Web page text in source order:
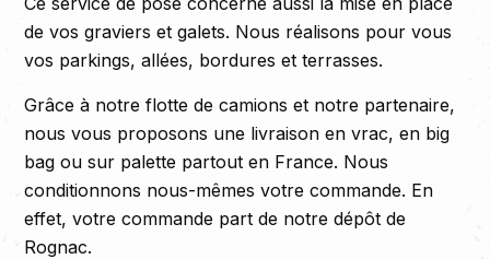
de vos graviers et galets. Nous réalisons pour vous
vos parkings, allées, bordures et terrasses.
Grâce à notre flotte de camions et notre partenaire,
nous vous proposons une livraison en vrac, en big
bag ou sur palette partout en France. Nous
conditionnons nous-mêmes votre commande. En
effet, votre commande part de notre dépôt de
Rognac.